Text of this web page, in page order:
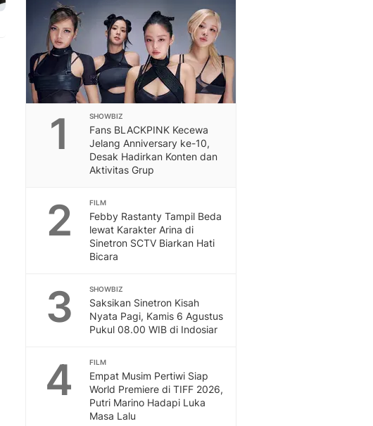
1 SHOWBIZ
Fans BLACKPINK Kecewa
Jelang Anniversary ke-10,
Desak Hadirkan Konten dan
Aktivitas Grup
2 FILM
Febby Rastanty Tampil Beda
lewat Karakter Arina di
Sinetron SCTV Biarkan Hati
Bicara
3 SHOWBIZ
Saksikan Sinetron Kisah
Nyata Pagi, Kamis 6 Agustus
Pukul 08.00 WIB di Indosiar
4 FILM
Empat Musim Pertiwi Siap
World Premiere di TIFF 2026,
Putri Marino Hadapi Luka
Masa Lalu